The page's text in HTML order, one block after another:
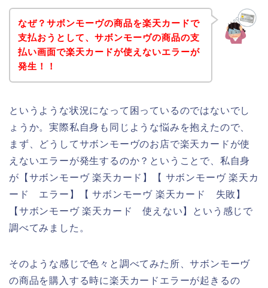
なぜ？サボンモーヴの商品を楽天カードで
支払おうとして、サボンモーヴの商品の支
払い画面で楽天カードが使えないエラーが
発生！！
というような状況になって困っているのではないでし
ょうか。実際私自身も同じような悩みを抱えたので、
まず、どうしてサボンモーヴのお店で楽天カードが使
えないエラーが発生するのか？ということで、私自身
が【サボンモーヴ 楽天カード】【 サボンモーヴ 楽天カ
ード エラー】【 サボンモーヴ 楽天カード 失敗】
【サボンモーヴ 楽天カード 使えない】という感じで
調べてみました。
そのような感じで色々と調べてみた所、サボンモーヴ
の商品を購入する時に楽天カードエラーが起きるの